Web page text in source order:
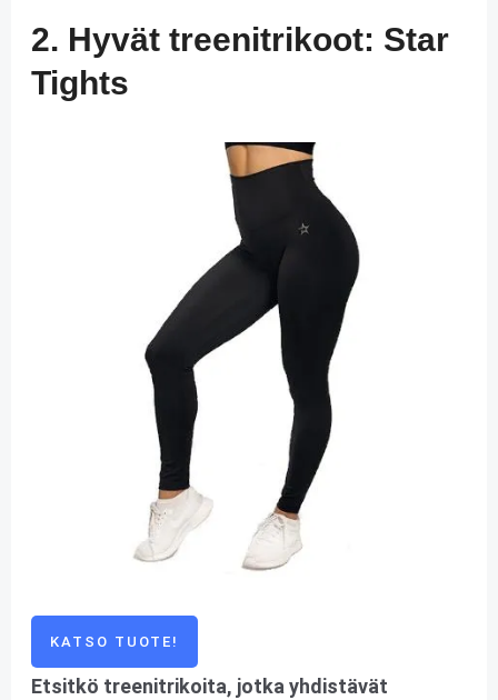
2. Hyvät treenitrikoot: Star
Tights
KATSO TUOTE!
Etsitkö treenitrikoita, jotka yhdistävät